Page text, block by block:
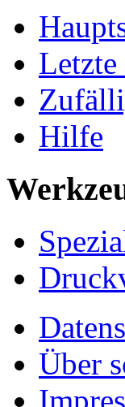
Hilfe
Über